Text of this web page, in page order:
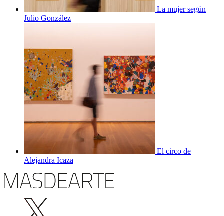
La mujer según
Julio González
El circo de
Alejandra Icaza